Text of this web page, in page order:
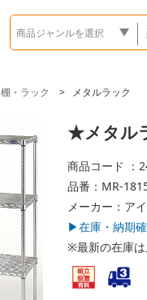
棚・ラック メタルラック
★メタル
商品コード ：
品番：MR-
メーカー：ア
▶在庫・納期
※最新の在庫